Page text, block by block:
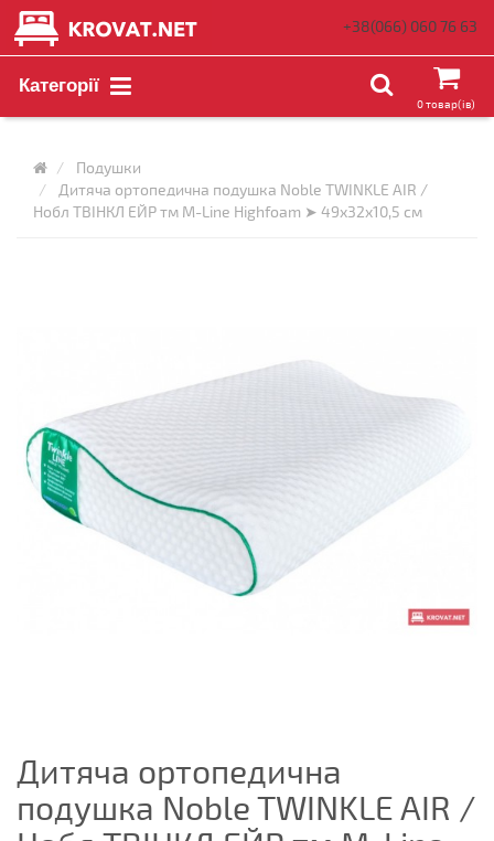
+38(066) 060 76 63
Категорії
0 товар(ів)
Подушки
Дитяча ортопедична подушка Noble TWINKLE AIR /
Нобл ТВІНКЛ ЕЙР тм M-Line Highfoam ➤ 49х32х10,5 см
Дитяча ортопедична
подушка Noble TWINKLE AIR /